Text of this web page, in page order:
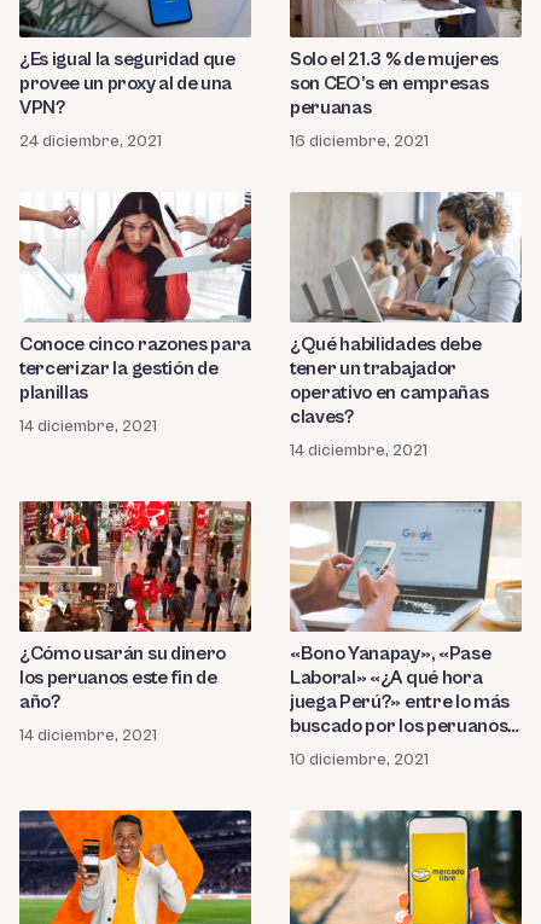
¿Es igual la seguridad que
provee un proxy al de una
VPN?
24 diciembre, 2021
Solo el 21.3 % de mujeres
son CEO’s en empresas
peruanas
16 diciembre, 2021
Conoce cinco razones para
tercerizar la gestión de
planillas
14 diciembre, 2021
¿Qué habilidades debe
tener un trabajador
operativo en campañas
claves?
14 diciembre, 2021
¿Cómo usarán su dinero
los peruanos este fin de
año?
14 diciembre, 2021
«Bono Yanapay», «Pase
Laboral» «¿A qué hora
juega Perú?» entre lo más
buscado por los peruanos
en el 2021
10 diciembre, 2021